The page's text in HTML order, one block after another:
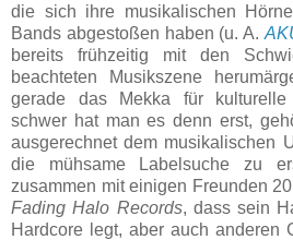
die sich ihre musikalischen
Bands abgestoßen haben (u. A.
bereits frühzeitig mit den
beachteten Musikszene
gerade das Mekka für kulturelle
schwer hat man es denn erst,
ausgerechnet dem musikalischen
die mühsame Labelsuche zu
zusammen mit einigen Freunden
Fading Halo Records, dass sein
Hardcore legt, aber auch anderen